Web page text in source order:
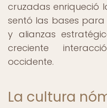
cruzadas enriqueció
sentó las bases
y alianzas
creciente
occidente.
La cultura